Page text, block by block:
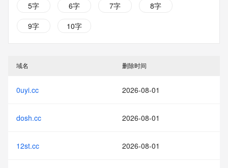
5字
6字 7字
8字
9字
10字
域名 删除时间
0uyi.cc 2026-08-01
dosh.cc 2026-08-01
12st.cc 2026-08-01